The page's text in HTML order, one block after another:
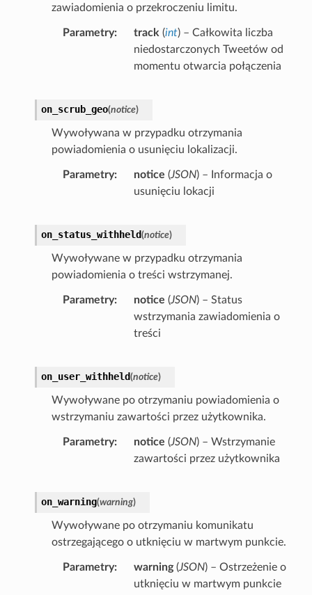
zawiadomienia o przekroczeniu limitu.
Parametry track (int) – Całkowita liczba
niedostarczonych Tweetów od
momentu otwarcia połączenia
on_scrub_geo(notice)
Wywoływana w przypadku otrzymania
powiadomienia o usunięciu lokalizacji.
Parametry notice (JSON) – Informacja o
usunięciu lokacji
on_status_withheld(notice)
Wywoływane w przypadku otrzymania
powiadomienia o treści wstrzymanej.
Parametry notice (JSON) – Status
wstrzymania zawiadomienia o
treści
on_user_withheld(notice)
Wywoływane po otrzymaniu powiadomienia o
wstrzymaniu zawartości przez użytkownika.
Parametry notice (JSON) – Wstrzymanie
zawartości przez użytkownika
on_warning(warning)
Wywoływane po otrzymaniu komunikatu
ostrzegającego o utknięciu w martwym punkcie.
Parametry warning(JSON) – Ostrzeżenie o
utknięciu w martwym punkcie